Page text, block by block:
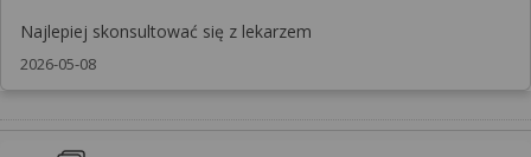
Najlepiej skonsultować się z lekarzem
2026-05-08